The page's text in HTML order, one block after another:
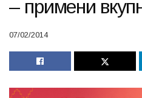
– примени
07/02/2014